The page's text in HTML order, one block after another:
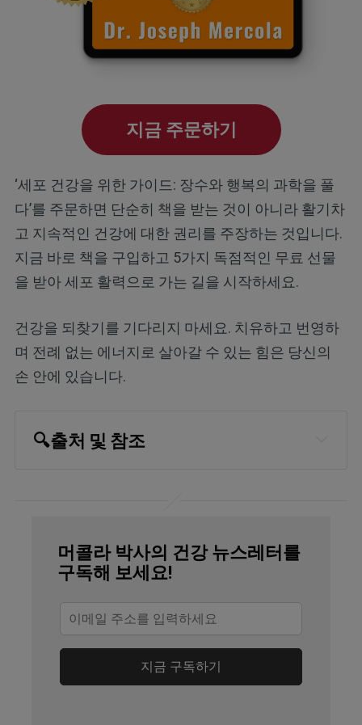
지금 주문하기
‘세포 건강을 위한 가이드: 장수와 행복의 과학을 풀
다’를 주문하면 단순히 책을 받는 것이 아니라 활기차
고 지속적인 건강에 대한 권리를 주장하는 것입니다.
지금 바로 책을 구입하고 5가지 독점적인 무료 선물
을 받아 세포 활력으로 가는 길을 시작하세요.
건강을 되찾기를 기다리지 마세요. 치유하고 번영하
며 전례 없는 에너지로 살아갈 수 있는 힘은 당신의
손 안에 있습니다.
🔍출처 및 참조
Article number: 2897 (2025)
Br J Sports Med. 2025 Jan 21:bjsports-
2024-108671
머콜라 박사의 건강 뉴스레터를
구독해 보세요!
지금 구독하기